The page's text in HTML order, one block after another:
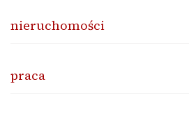
nieruchomości
praca